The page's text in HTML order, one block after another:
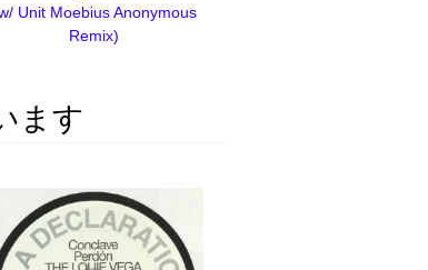
Unit Moebius Anonymous
Remix)
ます